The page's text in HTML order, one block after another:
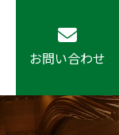
お問い合わせ